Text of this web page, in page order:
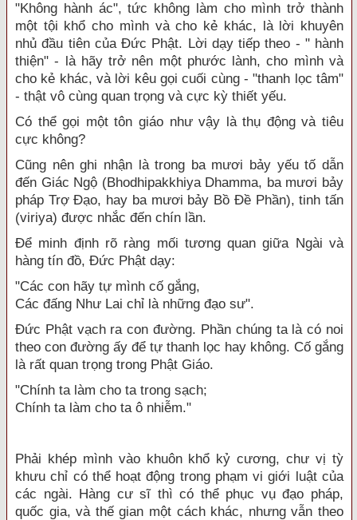
"Không hành ác", tức không làm cho mình trở thành
một tội khổ cho mình và cho kẻ khác, là lời khuyên
nhủ đầu tiên của Đức Phật. Lời dạy tiếp theo - " hành
thiện" - là hãy trở nên một phước lành, cho mình và
cho kẻ khác, và lời kêu gọi cuối cùng - "thanh lọc tâm"
- thật vô cùng quan trọng và cực kỳ thiết yếu.
Có thể gọi một tôn giáo như vậy là thụ động và tiêu
cực không?
Cũng nên ghi nhận là trong ba mươi bảy yếu tố dẫn
đến Giác Ngộ (Bhodhipakkhiya Dhamma, ba mươi bảy
pháp Trợ Đạo, hay ba mươi bảy Bồ Đề Phần), tinh tấn
(viriya) được nhắc đến chín lần.
Để minh định rõ ràng mối tương quan giữa Ngài và
hàng tín đồ, Đức Phật dạy:
"Các con hãy tự mình cố gắng,
Các đấng Như Lai chỉ là những đạo sư".
Đức Phật vạch ra con đường. Phần chúng ta là có noi
theo con đường ấy để tự thanh lọc hay không. Cố gắng
là rất quan trọng trong Phật Giáo.
"Chính ta làm cho ta trong sạch;
Chính ta làm cho ta ô nhiễm."
Phải khép mình vào khuôn khổ kỷ cương, chư vị tỳ
khưu chỉ có thể hoạt động trong phạm vi giới luật của
các ngài. Hàng cư sĩ thì có thể phục vụ đạo pháp,
quốc gia, và thế gian một cách khác, nhưng vẫn theo